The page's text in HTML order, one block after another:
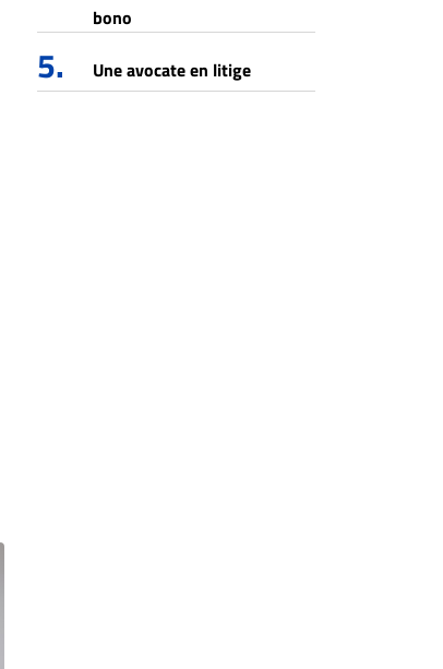
bono
5. Une avocate en litige